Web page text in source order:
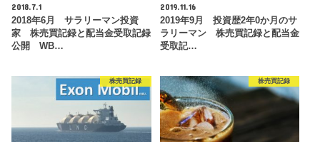
2018.7.1
2018年6月 サラリーマン投資
家 株売買記録と配当金受取記録
公開 WB…
2019.11.16
2019年9月 投資歴2年0か月のサ
ラリーマン 株売買記録と配当金
受取記…
株売買記録 株売買記録